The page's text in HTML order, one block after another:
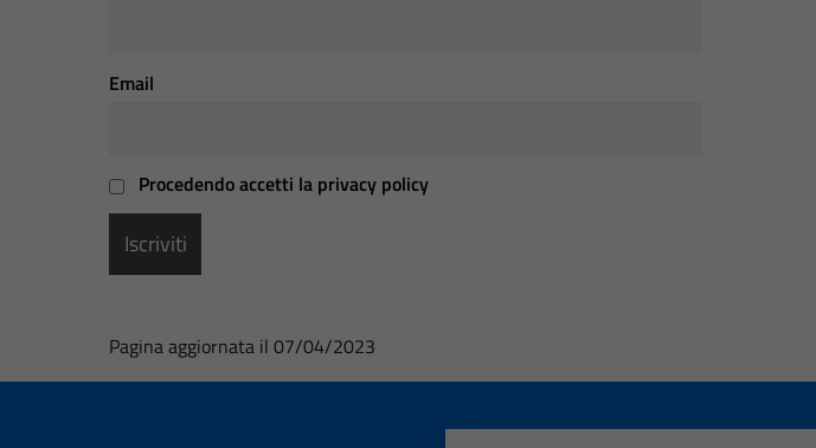
Email
Procedendo accetti la privacy policy
Pagina aggiornata il 07/04/2023